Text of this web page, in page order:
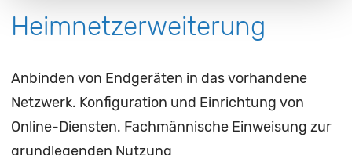
Heimnetzerweiterung
Anbinden von Endgeräten in das vorhandene
Netzwerk. Konfiguration und Einrichtung von
Online-Diensten. Fachmännische Einweisung zur
grundlegenden Nutzung